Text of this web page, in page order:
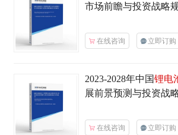
市场前瞻与投资战略
在线咨询 立即订购
2023-2028年中国锂电
展前景预测与投资战
在线咨询 立即订购